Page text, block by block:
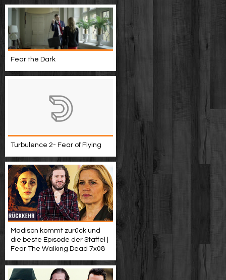
Fear the Dark
Turbulence 2- Fear of Flying
Madison kommt zurück und
die beste Episode der Staffel |
Fear The Walking Dead 7x08